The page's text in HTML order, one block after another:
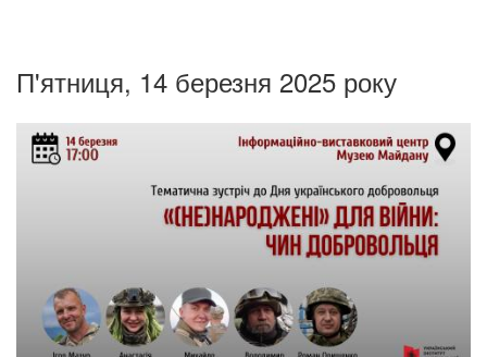
П'ятниця, 14 березня 2025 року